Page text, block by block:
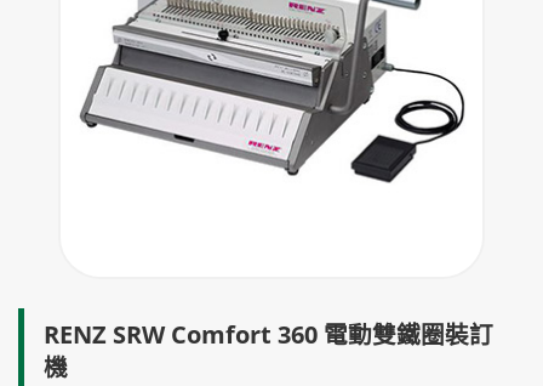
RENZ SRW Comfort 360 電動雙鐵圈裝訂
機